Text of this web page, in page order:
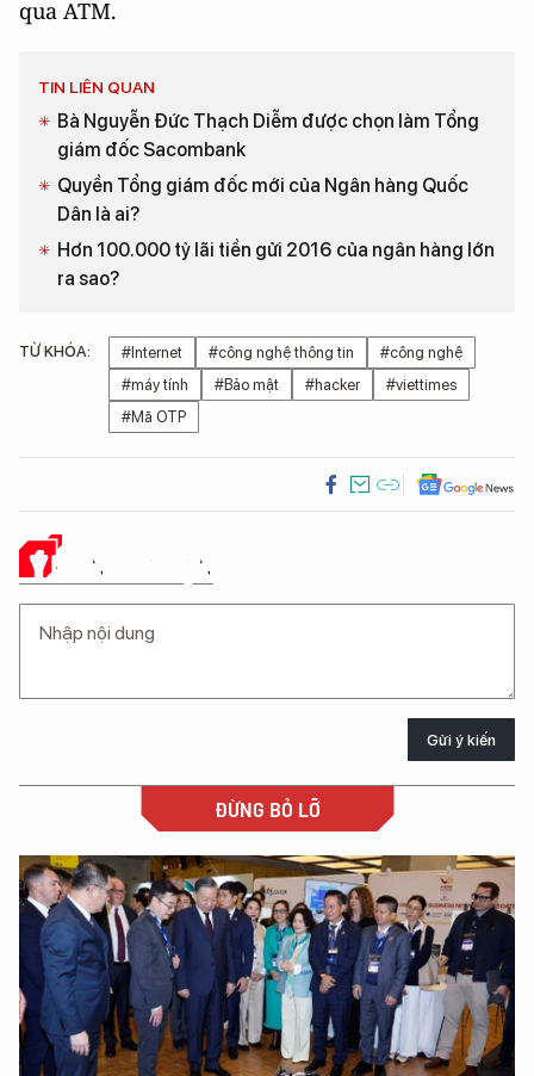
qua ATM.
TIN LIÊN QUAN
Bà Nguyễn Đức Thạch Diễm được chọn làm Tổng
giám đốc Sacombank
Quyền Tổng giám đốc mới của Ngân hàng Quốc
Dân là ai?
Hơn 100.000 tỷ lãi tiền gửi 2016 của ngân hàng lớn
ra sao?
TỪ KHÓA: #Internet #công nghệ thông tin
#công nghệ
#máy tính
#Bảo mật #hacker
#viettimes
#Mã OTP
Ý KIẾN CỦA BẠN
Gửi ý kiến
ĐỪNG BỎ LỠ